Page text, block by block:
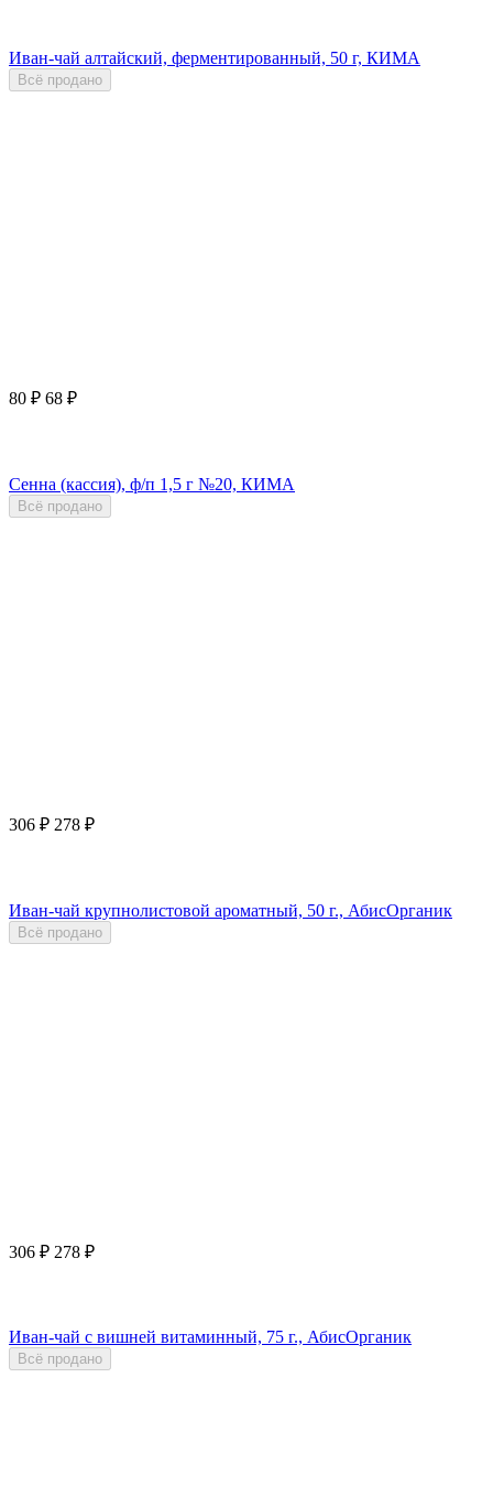
Иван-чай алтайский, ферментированный, 50 г, КИМА
Всё продано
80 ₽ 68 ₽
Сенна (кассия), ф/п 1,5 г №20, КИМА
Всё продано
306 ₽ 278 ₽
Иван-чай крупнолистовой ароматный, 50 г., АбисОрганик
Всё продано
306 ₽ 278 ₽
Иван-чай с вишней витаминный, 75 г., АбисОрганик
Всё продано